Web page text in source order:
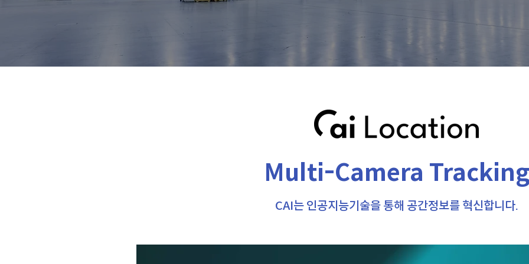
Multi-Camera
CAI는 인공지능기술을 통해 공간정보를 혁신합니다.